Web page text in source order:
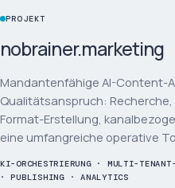
PROJEKT
nobrainer.marketing
Mandantenfähige AI-Content-
Qualitätsanspruch: Recherche,
Format-Erstellung,
eine umfangreiche operative
KI-ORCHESTRIERUNG · MULTI-
· PUBLISHING · ANALYTICS